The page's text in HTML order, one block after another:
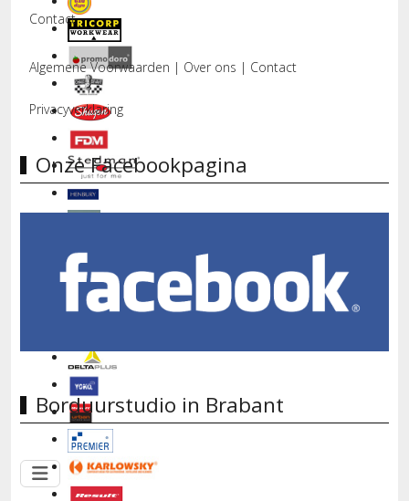
Contact
Algemene Voorwaarden | Over ons | Contact
Privacyverklaring
Onze Facebookpagina
Borduurstudio in Brabant